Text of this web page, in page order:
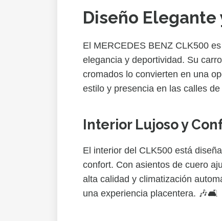
Diseño Elegante
El MERCEDES BENZ CLK500
elegancia y deportividad. Su
cromados lo convierten en una
estilo y presencia en las calles de
Interior Lujoso y
El interior del CLK500 está
confort. Con asientos de cuero
alta calidad y climatización
una experiencia placentera. 🎶🛋️